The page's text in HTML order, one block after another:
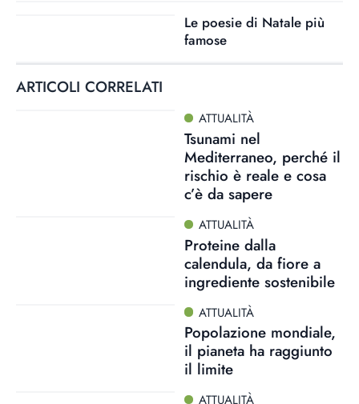
Le poesie di Natale più
famose
ARTICOLI CORRELATI
ATTUALITÀ
Tsunami nel
Mediterraneo, perché il
rischio è reale e cosa
c’è da sapere
ATTUALITÀ
Proteine dalla
calendula, da fiore a
ingrediente sostenibile
ATTUALITÀ
Popolazione mondiale,
il pianeta ha raggiunto
il limite
ATTUALITÀ